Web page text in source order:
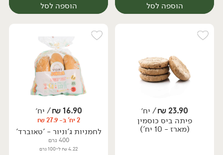
הוספה לסל
יח׳
הוספה לסל
יח׳
23.90
₪/ יח׳
פיתה ביס כוסמין
(מארז - 10 יח')
16.90
₪/ יח׳
2 יח' ב- 27.9 ₪
לחמניות ג'וניור - 'טאוברד'
400 גרם
4.22 ₪ ל-100 גרם